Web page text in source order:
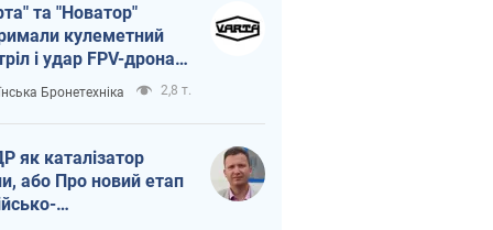
та "Новатор"
кулеметний
і удар FPV-дрона,
життя
ЗСУ
Бронетехніка 2,8 т.
як каталізатор
або Про новий етап